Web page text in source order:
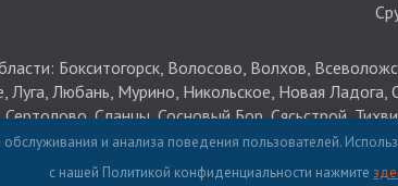
и анализа поведения пользователей.
с нашей Политикой конфиденциальности нажмите
Бокситогорск, Волосово, Волхов,
Любань, Мурино, Никольское, Новая
Сертолово, Сланцы, Сосновый Бор, Сясьстрой,
загородных домов в СПб и Ленинградской